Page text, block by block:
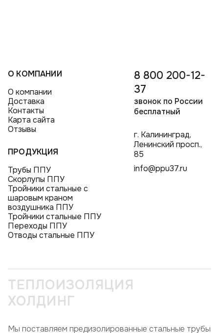
О КОМПАНИИ
О компании
Доставка
Контакты
Карта сайта
Отзывы
ПРОДУКЦИЯ
Трубы ППУ
Скорлупы ППУ
Тройники стальные с
шаровым краном
воздушника ППУ
Тройники стальные ППУ
Переходы ППУ
Отводы стальные ППУ
8 800 200-12-
37
звонок по России
бесплатный
г. Калининград,
Ленинский просп.,
85
info@ppu37.ru
ТЕПЛОИЗОЛЯЦИЯ
ХОЛДИНГ
Мы поставляем предизолированные стальные трубы